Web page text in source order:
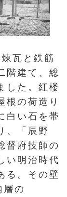
瓦と鉄筋
階建て、総
した。紅楼
根の荷造り
白い石を帯
、「辰野
督府技師の
い明治時代
る。その壁
層の